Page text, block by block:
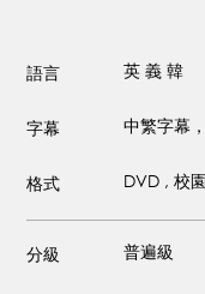
語言 英 義 韓
字幕 中繁字幕
格式 DVD , 校
分級 普遍級